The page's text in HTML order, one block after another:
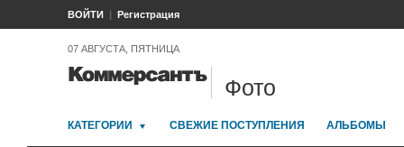
ВОЙТИ Регистрация
07 АВГУСТА, ПЯТНИЦА
Фото
КАТЕГОРИИ СВЕЖИЕ ПОСТУПЛЕНИЯ АЛЬБОМЫ